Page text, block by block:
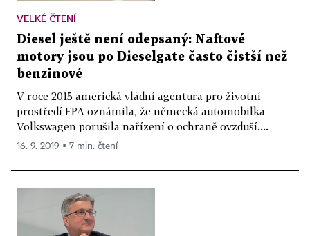
VELKÉ ČTENÍ
Diesel ještě není odepsaný: Naftové
motory jsou po Dieselgate často čistší než
benzinové
V roce 2015 americká vládní agentura pro životní
prostředí EPA oznámila, že německá automobilka
Volkswagen porušila nařízení o ochraně ovzduší....
16. 9. 2019 ▪ 7 min. čtení